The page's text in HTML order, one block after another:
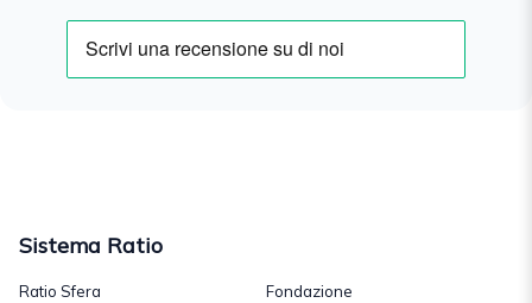
Sistema Ratio
Ratio Sfera
Fondazione